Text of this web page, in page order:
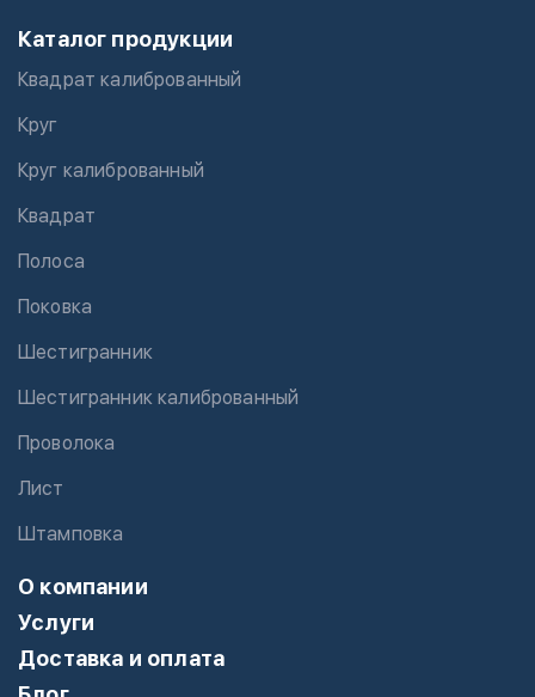
Каталог продукции
Квадрат калиброванный
Круг
Круг калиброванный
Квадрат
Полоса
Поковка
Шестигранник
Шестигранник калиброванный
Проволока
Лист
Штамповка
О компании
Услуги
Доставка и оплата